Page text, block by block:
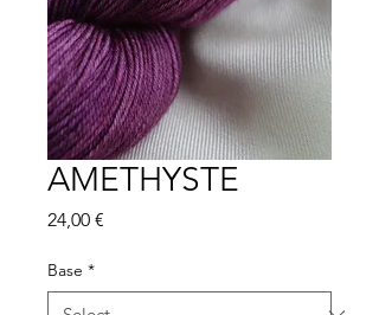
AMETHYSTE
24,00 €
Base *